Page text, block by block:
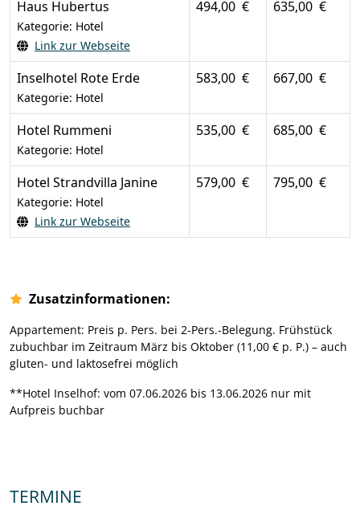
Haus Hubertus
Kategorie: Hotel
Link zur Webseite
494,00 € 635,00 €
Inselhotel Rote Erde
Kategorie: Hotel
583,00 € 667,00 €
Hotel Rummeni
Kategorie: Hotel
535,00 € 685,00 €
Hotel Strandvilla Janine
Kategorie: Hotel
Link zur Webseite
579,00 € 795,00 €
Zusatzinformationen:
Appartement: Preis p. Pers. bei 2-Pers.-Belegung. Frühstück
zubuchbar im Zeitraum März bis Oktober (11,00 € p. P.) – auch
gluten- und laktosefrei möglich
**Hotel Inselhof: vom 07.06.2026 bis 13.06.2026 nur mit
Aufpreis buchbar
TERMINE